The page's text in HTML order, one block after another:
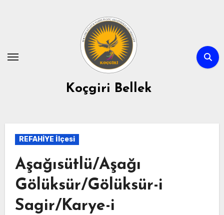
Koçgiri Bellek
REFAHİYE İlçesi
Aşağısütlü/Aşağı
Gölüksür/Gölüksür-i
Sagir/Karye-i